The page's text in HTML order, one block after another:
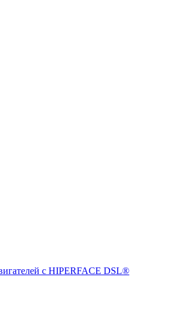
с HIPERFACE DSL®